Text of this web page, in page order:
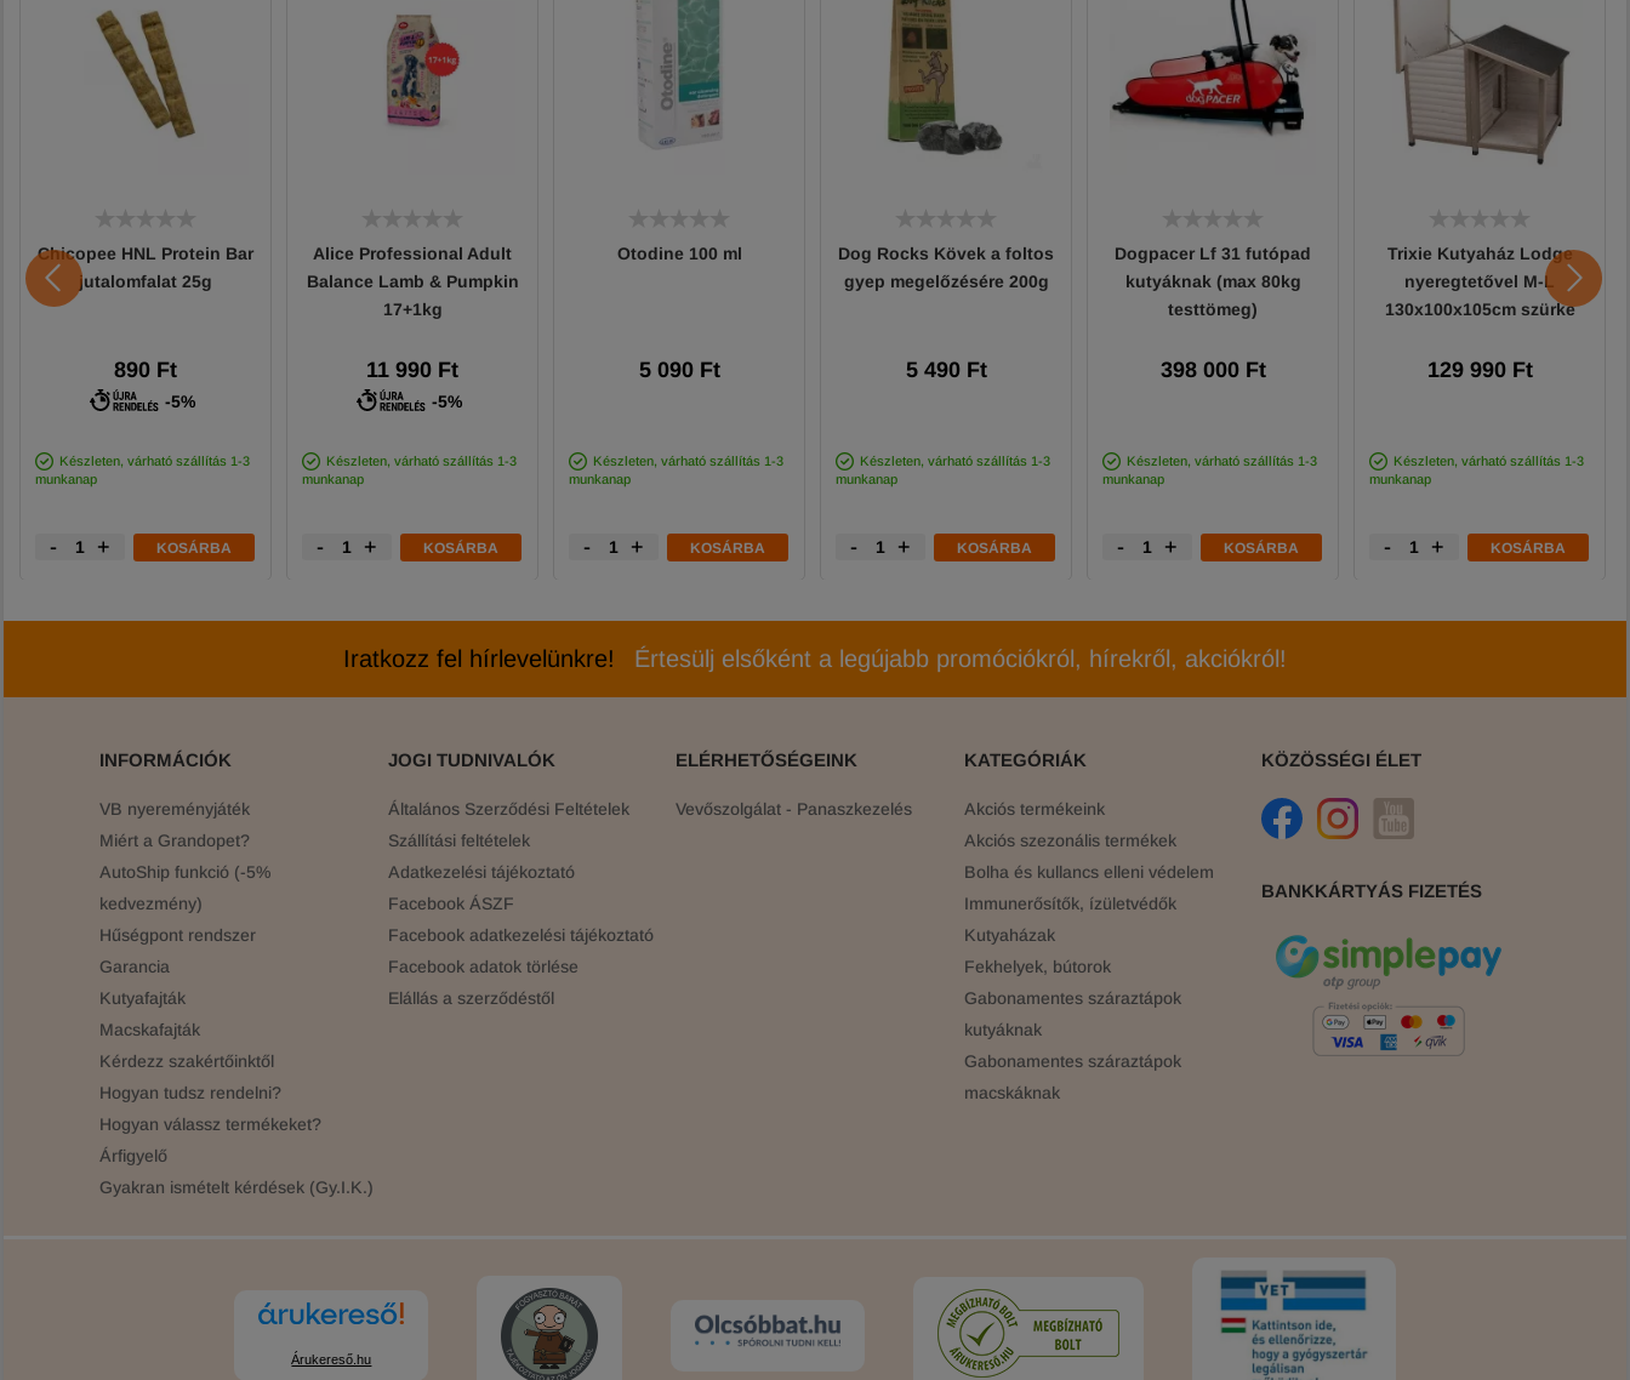
Chicopee HNL Protein Bar
jutalomfalat 25g
890 Ft
-5%
Készleten, várható szállítás 1-3
munkanap
- + KOSÁRBA
Alice Professional Adult
Balance Lamb & Pumpkin
17+1kg
11 990 Ft
-5%
Készleten, várható szállítás 1-3
munkanap
- + KOSÁRBA
Otodine 100 ml
5 090 Ft
Készleten, várható szállítás 1-3
munkanap
- + KOSÁRBA
Dog Rocks Kövek a foltos
gyep megelőzésére 200g
5 490 Ft
Készleten, várható szállítás 1-3
munkanap
- + KOSÁRBA
Dogpacer Lf 31 futópad
kutyáknak (max 80kg
testtömeg)
398 000 Ft
Készleten, várható szállítás 1-3
munkanap
- + KOSÁRBA
Trixie Kutyaház Lodge
nyeregtetővel M-L
130x100x105cm szürke
129 990 Ft
Készleten, várható szállítás 1-3
munkanap
- + KOSÁRBA
Iratkozz fel hírlevelünkre! Értesülj elsőként a legújabb promóciókról, hírekről, akciókról!
INFORMÁCIÓK
VB nyereményjáték
Miért a Grandopet?
AutoShip funkció (-5%
kedvezmény)
Hűségpont rendszer
Garancia
Kutyafajták
Macskafajták
Kérdezz szakértőinktől
Hogyan tudsz rendelni?
Hogyan válassz termékeket?
Árfigyelő
Gyakran ismételt kérdések (Gy.I.K.)
JOGI TUDNIVALÓK
Általános Szerződési Feltételek
Szállítási feltételek
Adatkezelési tájékoztató
Facebook ÁSZF
Facebook adatkezelési tájékoztató
Facebook adatok törlése
Elállás a szerződéstől
ELÉRHETŐSÉGEINK
Vevőszolgálat - Panaszkezelés
KATEGÓRIÁK
Akciós termékeink
Akciós szezonális termékek
Bolha és kullancs elleni védelem
Immunerősítők, ízületvédők
Kutyaházak
Fekhelyek, bútorok
Gabonamentes száraztápok
kutyáknak
Gabonamentes száraztápok
macskáknak
KÖZÖSSÉGI ÉLET
BANKKÁRTYÁS FIZETÉS
Árukereső.hu